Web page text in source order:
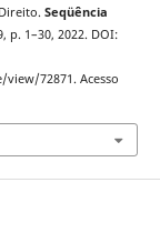
Seqüência
p. 1–30, 2022. DOI:
72871. Acesso